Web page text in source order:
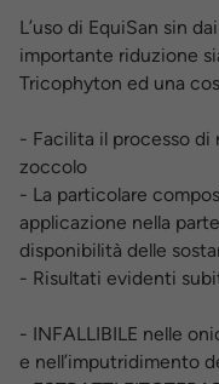
L’uso di EquiSan sin
importante riduzione
Tricophyton ed una
- Facilita il processo di
zoccolo
- La particolare
applicazione nella
disponibilità delle
- Risultati evidenti
- INFALLIBILE nelle
e nell’imputridimento